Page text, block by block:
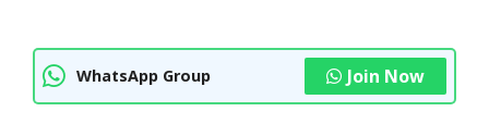
WhatsApp Group Join Now